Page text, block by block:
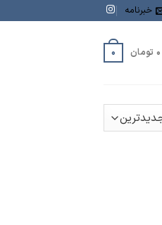
خبرنامه
0 تومان 0